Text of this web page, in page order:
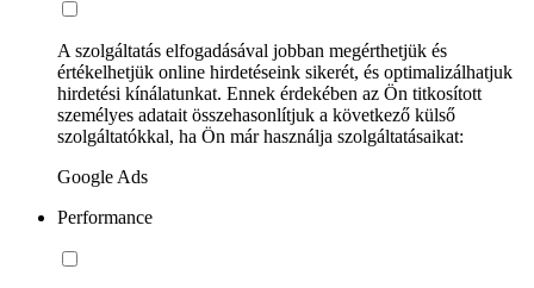
A szolgáltatás elfogadásával jobban megérthetjük és
értékelhetjük online hirdetéseink sikerét, és optimalizálhatjuk
hirdetési kínálatunkat. Ennek érdekében az Ön titkosított
személyes adatait összehasonlítjuk a következő külső
szolgáltatókkal, ha Ön már használja szolgáltatásaikat:
Google Ads
Performance